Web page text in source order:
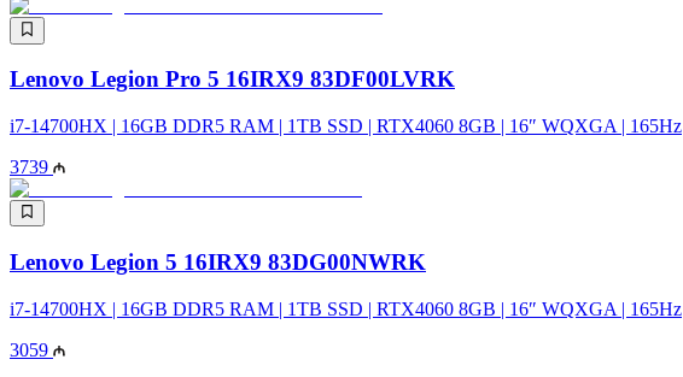
Lenovo Legion Pro 5 16IRX9 83DF00LVRK
i7-14700HX | 16GB DDR5 RAM | 1TB SSD | RTX4060 8GB | 16″ WQXGA | 165Hz
3739
Lenovo Legion 5 16IRX9 83DG00NWRK
i7-14700HX | 16GB DDR5 RAM | 1TB SSD | RTX4060 8GB | 16″ WQXGA | 165Hz
3059